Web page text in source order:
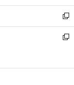
開
く
ウ
で
開
く
ン
ド
ウ
で
ウ
ィ
ン
ド
開
新
し
い
ン
新
ウ